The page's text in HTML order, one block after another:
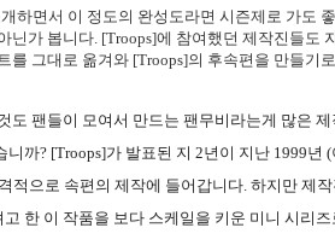
하면서 이 정도의 완성도라면 시즌제로 가도
닌가 봅니다. [Troops]에 참여했던 제작진들도
를 그대로 옮겨와 [Troops]의 후속편을 만들기
도 팬들이 모여서 만드는 팬무비라는게 많은
니까? [Troops]가 발표된 지 2년이 지난 1999년
적으로 속편의 제작에 들어갑니다. 하지만 제
한 이 작품을 보다 스케일을 키운 미니 시리